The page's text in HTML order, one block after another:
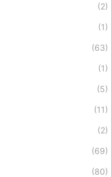
(2)
(1)
(63)
(1)
(5)
(11)
(2)
(69)
(80)